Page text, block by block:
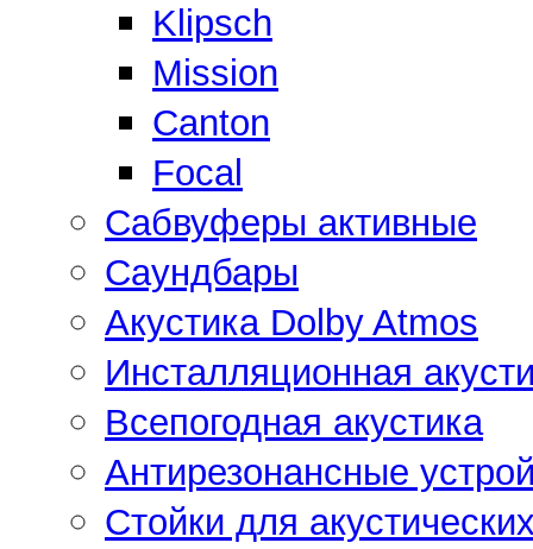
Klipsch
Mission
Canton
Focal
Сабвуферы активные
Саундбары
Акустика Dolby Atmos
Инсталляционная
Всепогодная акустика
Антирезонансные
Стойки для